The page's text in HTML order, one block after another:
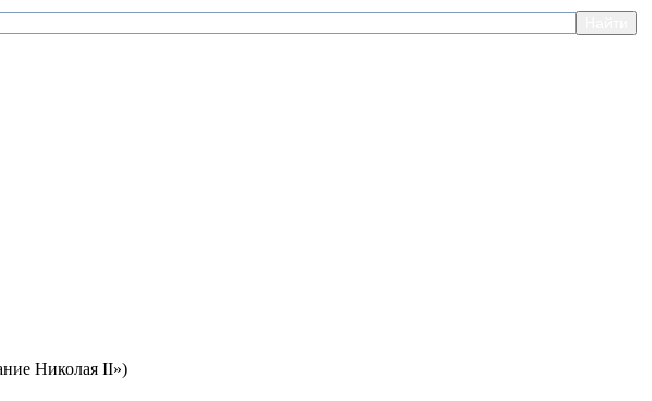
Николая II»)